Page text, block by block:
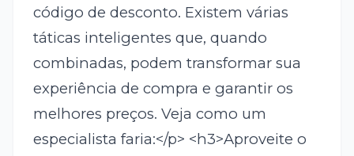
código de desconto. Existem várias
táticas inteligentes que, quando
combinadas, podem transformar sua
experiência de compra e garantir os
melhores preços. Veja como um
especialista faria:</p> <h3>Aproveite o